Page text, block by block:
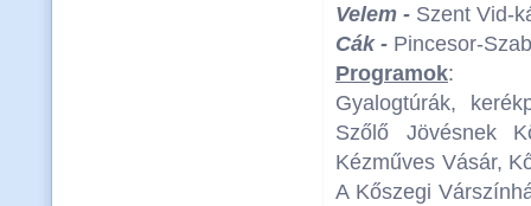
Velem - Szent Vid-
Cák - Pincesor-
Programok:
Gyalogtúrák,
Szőlő Jövésnek
Kézműves Vásár,
A Kőszegi